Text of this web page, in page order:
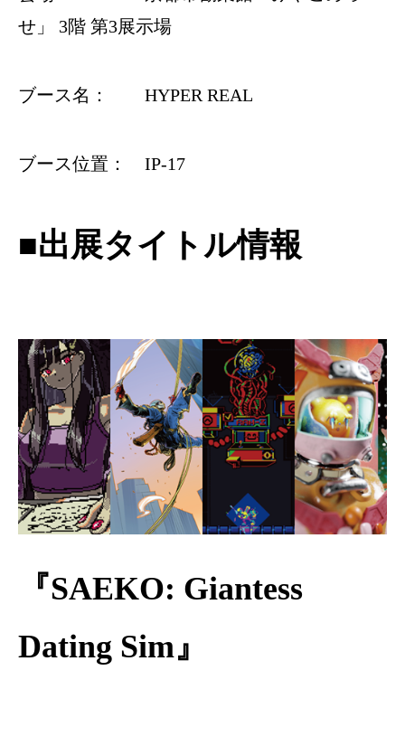
せ」 3階 第3展示場
ブース名： HYPER REAL
ブース位置： IP-17
■出展タイトル情報
『SAEKO: Giantess
Dating Sim』